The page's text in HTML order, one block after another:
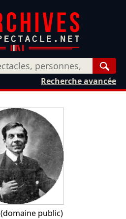
Recherche avancée
(domaine public)